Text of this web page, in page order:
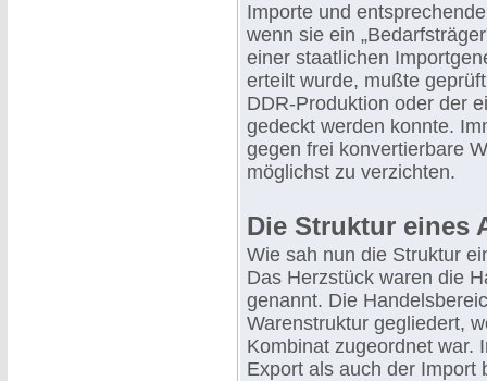
Importe und
wenn sie ein
einer staatlichen
erteilt wurde, mußte
DDR-Produktion oder der
gedeckt werden konnte.
gegen frei konvertierbare
möglichst zu verzichten.
Die Struktur eines
Wie sah nun die Struktur
Das Herzstück waren die
genannt. Die
Warenstruktur gegliedert,
Kombinat zugeordnet war.
Export als auch der Import